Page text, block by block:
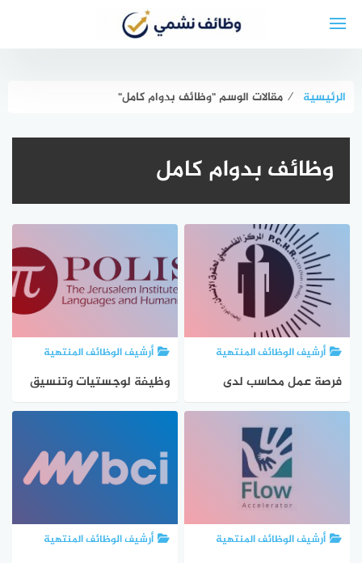
الرئيسية ⁄ مقالات الوسم "وظائف بدوام كامل"
وظائف بدوام كامل
أرشيف الوظائف المنتهية
فرصة عمل محاسب لدى
المركز الفلسطيني لحقوق
أرشيف الوظائف المنتهية
وظيفة لوجستيات وتنسيق
في القدس لدى Polis
أرشيف الوظائف المنتهية أرشيف الوظائف المنتهية